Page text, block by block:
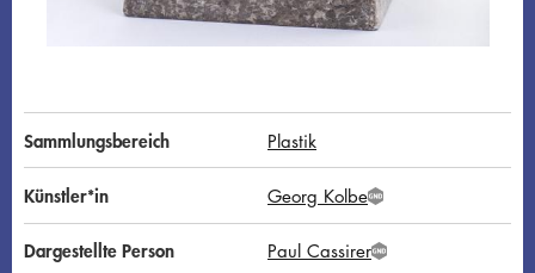
Sammlungsbereich Plastik
Künstler*in Georg KolbeG
N
D
Dargestellte Person Paul CassirerG